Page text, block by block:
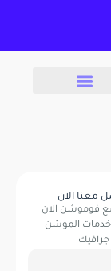
معنا الان
فوموشن الان
الموشن
جرافيك